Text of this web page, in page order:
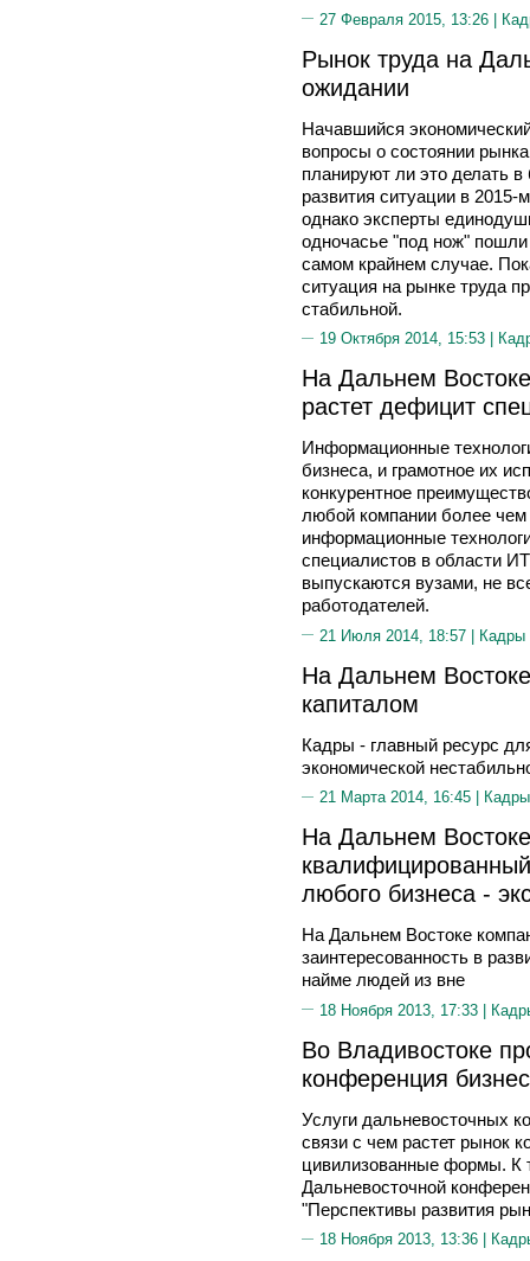
27 Февраля 2015, 13:26 |
Рынок труда на
ожидании
Начавшийся
вопросы о состоянии
планируют ли это делать
развития ситуации в 2015-
однако эксперты
одночасье "под нож"
самом крайнем случае.
ситуация на рынке труда
стабильной.
19 Октября 2014, 15:53 |
На Дальнем
растет дефицит
Информационные
бизнеса, и грамотное их
конкурентное
любой компании более чем
информационные
специалистов в области
выпускаются вузами, не
работодателей.
21 Июля 2014, 18:57 | Кадры
На Дальнем
капиталом
Кадры - главный ресурс
экономической
21 Марта 2014, 16:45 | Кадры
На Дальнем
любого бизнеса -
На Дальнем Востоке
заинтересованность в
найме людей из вне
18 Ноября 2013, 17:33 |
Во Владивостоке
конференция
Услуги дальневосточных
связи с чем растет рынок
цивилизованные формы. К
Дальневосточной
"Перспективы развития
18 Ноября 2013, 13:36 |